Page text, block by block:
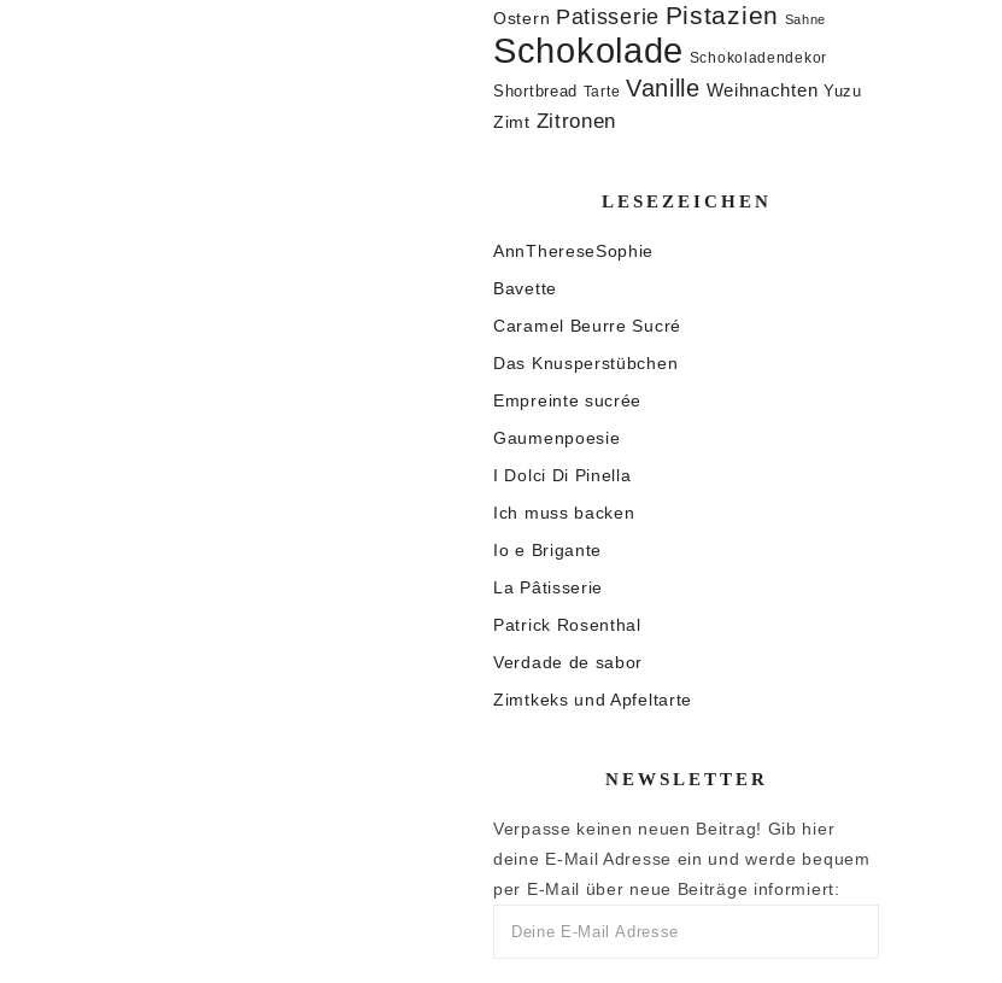
Ostern Patisserie Pistazien Sahne
Schokolade Schokoladendekor
Shortbread Tarte Vanille Weihnachten Yuzu
Zimt Zitronen
LESEZEICHEN
AnnThereseSophie
Bavette
Caramel Beurre Sucré
Das Knusperstübchen
Empreinte sucrée
Gaumenpoesie
I Dolci Di Pinella
Ich muss backen
Io e Brigante
La Pâtisserie
Patrick Rosenthal
Verdade de sabor
Zimtkeks und Apfeltarte
NEWSLETTER
Verpasse keinen neuen Beitrag! Gib hier
deine E-Mail Adresse ein und werde bequem
per E-Mail über neue Beiträge informiert: